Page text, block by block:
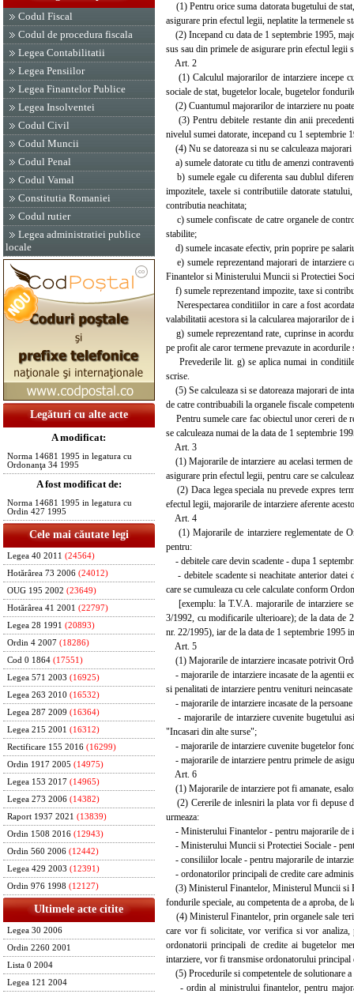
Codul Fiscal
Codul de procedura fiscala
Legea Contabilitatii
Legea Pensiilor
Legea Finantelor Publice
Legea Insolventei
Codul Civil
Codul Muncii
Codul Penal
Codul Vamal
Constitutia Romaniei
Codul rutier
Legea administratiei publice
locale
Legături cu alte acte
A modificat:
Norma 14681 1995 in legatura cu
Ordonanţa 34 1995
A fost modificat de:
Norma 14681 1995 in legatura cu
Ordin 427 1995
Cele mai căutate legi
Legea 40 2011 (24564)
Hotărârea 73 2006 (24012)
OUG 195 2002 (23649)
Hotărârea 41 2001 (22797)
Legea 28 1991 (20893)
Ordin 4 2007 (18286)
Cod 0 1864 (17551)
Legea 571 2003 (16925)
Legea 263 2010 (16532)
Legea 287 2009 (16364)
Legea 215 2001 (16312)
Rectificare 155 2016 (16299)
Ordin 1917 2005 (14975)
Legea 153 2017 (14965)
Legea 273 2006 (14382)
Raport 1937 2021 (13839)
Ordin 1508 2016 (12943)
Ordin 560 2006 (12442)
Legea 429 2003 (12391)
Ordin 976 1998 (12127)
Ultimele acte citite
Legea 30 2006
Ordin 2260 2001
Lista 0 2004
Legea 121 2004
(1) Pentru orice suma datorata bugetului de
asigurare prin efectul legii, neplatite la termenele
(2) Incepand cu data de 1 septembrie 1995,
sus sau din primele de asigurare prin efectul legii
Art. 2
(1) Calculul majorarilor de intarziere incepe
sociale de stat, bugetelor locale, bugetelor
(2) Cuantumul majorarilor de intarziere nu
(3) Pentru debitele restante din anii
nivelul sumei datorate, incepand cu 1 septembrie
(4) Nu se datoreaza si nu se calculeaza
a) sumele datorate cu titlu de amenzi
b) sumele egale cu diferenta sau dublul
impozitele, taxele si contributiile datorate
contributia neachitata;
c) sumele confiscate de catre organele de
stabilite;
d) sumele incasate efectiv, prin poprire pe
e) sumele reprezentand majorari de intarziere
Finantelor si Ministerului Muncii si Protectiei
f) sumele reprezentand impozite, taxe si
Nerespectarea conditiilor in care a fost
valabilitatii acestora si la calcularea majorarilor de
g) sumele reprezentand rate, cuprinse in
pe profit ale caror termene prevazute in
Prevederile lit. g) se aplica numai in
scrise.
(5) Se calculeaza si se datoreaza majorari de
de catre contribuabili la organele fiscale
Pentru sumele care fac obiectul unor cereri de
se calculeaza numai de la data de 1 septembrie
Art. 3
(1) Majorarile de intarziere au acelasi termen
asigurare prin efectul legii, pentru care se
(2) Daca legea speciala nu prevede expres
efectul legii, majorarile de intarziere aferente
Art. 4
(1) Majorarile de intarziere reglementate de
pentru:
- debitele care devin scadente - dupa 1
- debitele scadente si neachitate anterior datei
care se cumuleaza cu cele calculate conform
[exemplu: la T.V.A. majorarile de intarziere
3/1992, cu modificarile ulterioare); de la data de
nr. 22/1995), iar de la data de 1 septembrie
Art. 5
(1) Majorarile de intarziere incasate potrivit
- majorarile de intarziere incasate de la agentii
si penalitati de intarziere pentru venituri
- majorarile de intarziere incasate de la
- majorarile de intarziere cuvenite bugetului
"Incasari din alte surse";
- majorarile de intarziere cuvenite bugetelor
- majorarile de intarziere pentru primele de
Art. 6
(1) Majorarile de intarziere pot fi amanate,
(2) Cererile de inlesniri la plata vor fi depuse
urmeaza:
- Ministerului Finantelor - pentru majorarile de
- Ministerului Muncii si Protectiei Sociale -
- consiliilor locale - pentru majorarile de
- ordonatorilor principali de credite care
(3) Ministerul Finantelor, Ministerul Muncii si
fondurile speciale, au competenta de a aproba,
(4) Ministerul Finantelor, prin organele sale
care vor fi solicitate, vor verifica si vor analiza,
ordonatorii principali de credite ai bugetelor
intarziere, vor fi transmise ordonatorului principal
(5) Procedurile si competentele de solutionare
- ordin al ministrului finantelor, pentru